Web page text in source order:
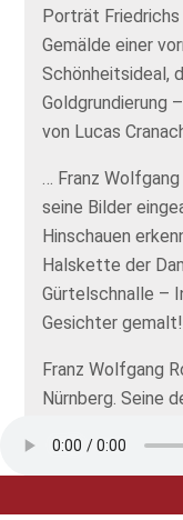
Porträt Friedrichs
Gemälde einer
Schönheitsideal,
Goldgrundierung
von Lucas
… Franz
seine Bilder
Hinschauen
Halskette der
Gürtelschnalle –
Gesichter gemalt!
Franz Wolfgang
Nürnberg. Seine
Cranach
Beide Gemälde